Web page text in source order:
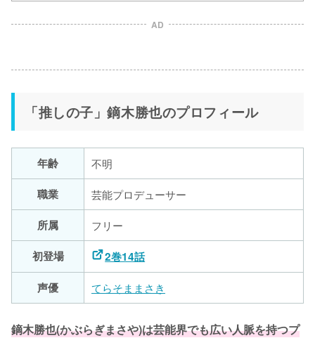
AD
「推しの子」鏑木勝也のプロフィール
年齢
不明
職業
芸能プロデューサー
所属
フリー
初登場
2巻14話
声優
てらそままさき
鏑木勝也(かぶらぎまさや)は芸能界でも広い人脈を持つプ